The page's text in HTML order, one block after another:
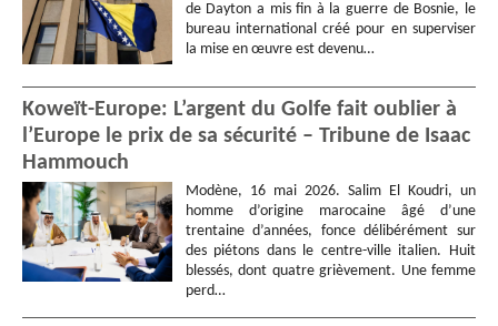
de Dayton a mis fin à la guerre de Bosnie, le
bureau international créé pour en superviser
la mise en œuvre est devenu…
Koweït-Europe: L’argent du Golfe fait oublier à
l’Europe le prix de sa sécurité – Tribune de Isaac
Hammouch
Modène, 16 mai 2026. Salim El Koudri, un
homme d’origine marocaine âgé d’une
trentaine d’années, fonce délibérément sur
des piétons dans le centre-ville italien. Huit
blessés, dont quatre grièvement. Une femme
perd…